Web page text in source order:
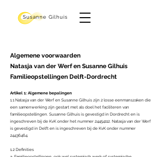
Susanne Gilhuis
Algemene voorwaarden
Natasja van der Werf en Susanne Gilhuis
Familieopstellingen Delft-Dordrecht
Artikel 1: Algemene bepalingen
1.1 Natasja van der Werf en Susanne Gilhuis zijn 2 losse eenmanszaken die
een samenwerking zijn gestart met als doel het faciliteren van
familieopstellingen. Susanne Gilhuis is gevestigd in Dordrecht en is
ingeschreven bij de KvK onder het nummer 24454112. Natasja van der Werf
is gevestigd in Delft en is ingeschreven bij de KvK onder nummer
24436464.
1.2 Definities